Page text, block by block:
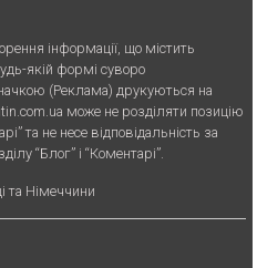
iнформацiї, що мiстить
якiй формi суворо
(Реклама) друкуються на
може не розділяти позицію
та не несе відповідальність за
“Блог” і “Коментарі”.
та Німеччини